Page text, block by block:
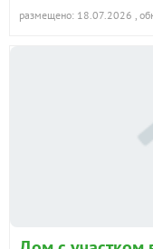
освещение
Как мы предлагаем
размещено: 18.07.2026 ,